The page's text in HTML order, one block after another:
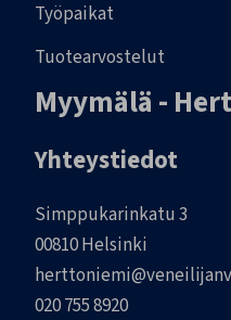
Työpaikat
Tuotearvostelut
Myymälä -
Yhteystiedot
Simppukarinkatu 3
00810 Helsinki
020 755 8920